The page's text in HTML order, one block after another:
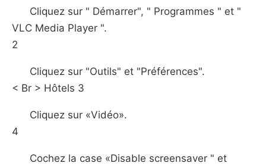
Cliquez sur " Démarrer", " Programmes " et "
VLC Media Player ".
2
Cliquez sur "Outils" et "Préférences".
< Br > Hôtels 3
Cliquez sur «Vidéo».
4
Cochez la case «Disable screensaver " et